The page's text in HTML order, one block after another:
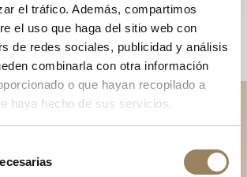
el tráfico. Además, compartimos
el uso que haga del sitio web con
de redes sociales, publicidad y análisis
combinarla con otra información
o que hayan recopilado a
haya hecho de sus servicios.
nuestras
en boutique